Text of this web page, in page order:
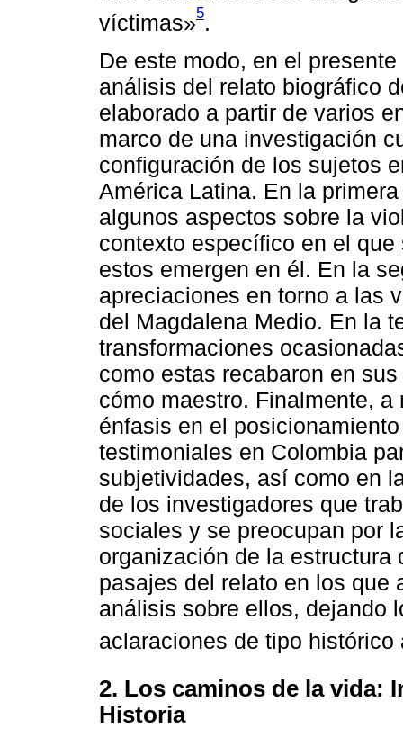
víctimas»5.
De este modo, en el
análisis del relato biográfico
elaborado a partir de varios
marco de una investigación
configuración de los sujetos
América Latina. En la
algunos aspectos sobre la
contexto específico en el
estos emergen en él. En la
apreciaciones en torno a las
del Magdalena Medio. En la
transformaciones
como estas recabaron en
cómo maestro. Finalmente,
énfasis en el
testimoniales en Colombia
subjetividades, así como en
de los investigadores que
sociales y se preocupan por
organización de la
pasajes del relato en los que
análisis sobre ellos, dejando
aclaraciones de tipo
2. Los caminos de la vida:
Historia